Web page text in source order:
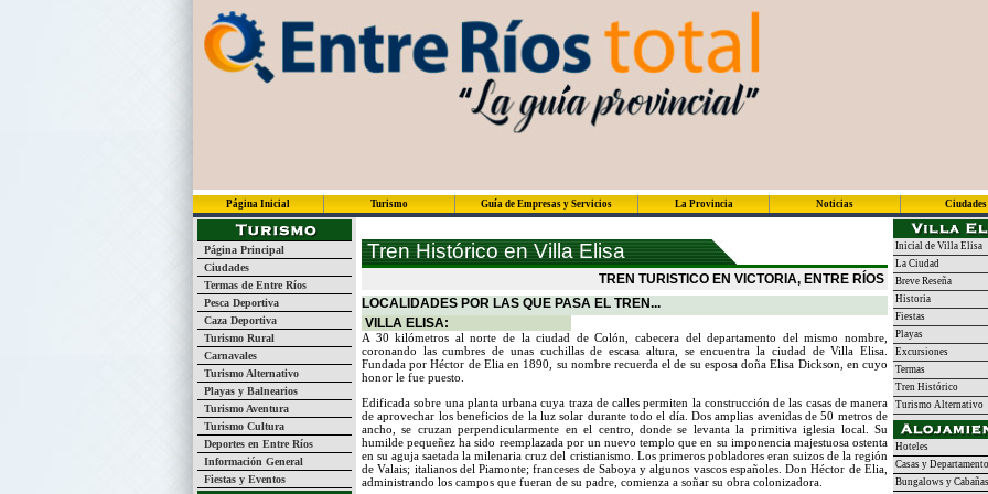
Página Inicial Turismo Guía de Empresas y Servicios La Provincia Noticias Ciudades
Página Principal
Ciudades
Termas de Entre Ríos
Pesca Deportiva
Caza Deportiva
Turismo Rural
Carnavales
Turismo Alternativo
Playas y Balnearios
Turismo Aventura
Turismo Cultura
Deportes en Entre Ríos
Información General
Fiestas y Eventos
Tren Histórico en Villa Elisa
TREN TURISTICO EN VICTORIA, ENTRE RÍOS
LOCALIDADES POR LAS QUE PASA EL TREN...
VILLA ELISA:
A 30 kilómetros al norte de la ciudad de Colón, cabecera del departamento del mismo nombre,
coronando las cumbres de unas cuchillas de escasa altura, se encuentra la ciudad de Villa Elisa.
Fundada por Héctor de Elia en 1890, su nombre recuerda el de su esposa doña Elisa Dickson, en cuyo
honor le fue puesto.
Edificada sobre una planta urbana cuya traza de calles permiten la construcción de las casas de manera
de aprovechar los beneficios de la luz solar durante todo el día. Dos amplias avenidas de 50 metros de
ancho, se cruzan perpendicularmente en el centro, donde se levanta la primitiva iglesia local. Su
humilde pequeñez ha sido reemplazada por un nuevo templo que en su imponencia majestuosa ostenta
en su aguja saetada la milenaria cruz del cristianismo. Los primeros pobladores eran suizos de la región
de Valais; italianos del Piamonte; franceses de Saboya y algunos vascos españoles. Don Héctor de Elia,
administrando los campos que fueran de su padre, comienza a soñar su obra colonizadora.
Inicial de Villa Elisa
La Ciudad
Breve Reseña
Historia
Fiestas
Playas
Excursiones
Termas
Tren Histórico
Turismo Alternativo
Hoteles
Casas y
Bungalows y Cabañas